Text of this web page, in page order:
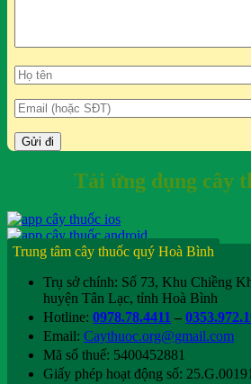
Tải ứng dụng cây
Trung tâm cây thuốc quý Hoà Bình
Trụ sở chính: Số 73, Khu Chiềng
huyện Tân Lạc, tỉnh Hoà Bình
Hotline: 0978.78.4411 –
Email: Caythuoc.org@gmail.com
Mã số thuế: 5400452881
Giấy phép hoạt động số: